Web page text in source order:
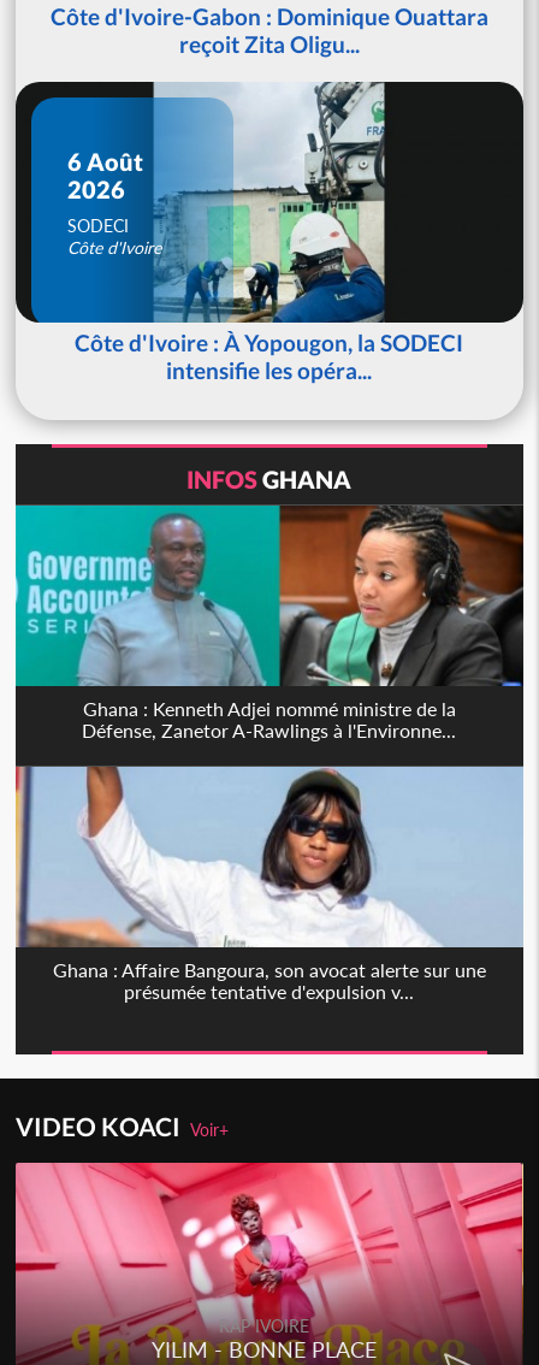
Côte d'Ivoire-Gabon : Dominique Ouattara
reçoit Zita Oligu...
6 Août
2026
SODECI
Côte d'Ivoire
Côte d'Ivoire : À Yopougon, la SODECI
intensifie les opéra...
INFOSGHANA
Ghana : Kenneth Adjei nommé ministre de la
Défense, Zanetor A-Rawlings à l'Environne...
Ghana : Affaire Bangoura, son avocat alerte sur une
présumée tentative d'expulsion v...
VIDEO KOACIVoir+
RAP IVOIRE
YILIM - BONNE PLACE